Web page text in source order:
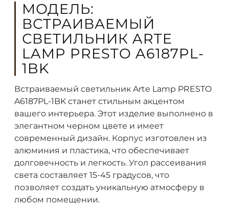
МОДЕЛЬ:
ВСТРАИВАЕМЫЙ
СВЕТИЛЬНИК ARTE
LAMP PRESTO A6187PL-
1BK
Встраиваемый светильник Arte Lamp PRESTO
A6187PL-1BK станет стильным акцентом
вашего интерьера. Этот изделие выполнено в
элегантном черном цвете и имеет
современный дизайн. Корпус изготовлен из
алюминия и пластика, что обеспечивает
долговечность и легкость. Угол рассеивания
света составляет 15-45 градусов, что
позволяет создать уникальную атмосферу в
любом помещении.